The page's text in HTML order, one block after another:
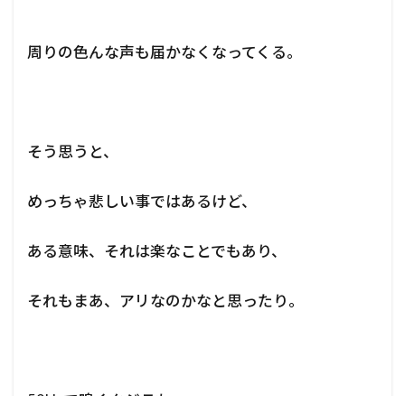
周りの色んな声も届かなくなってくる。
そう思うと、
めっちゃ悲しい事ではあるけど、
ある意味、それは楽なことでもあり、
それもまあ、アリなのかなと思ったり。